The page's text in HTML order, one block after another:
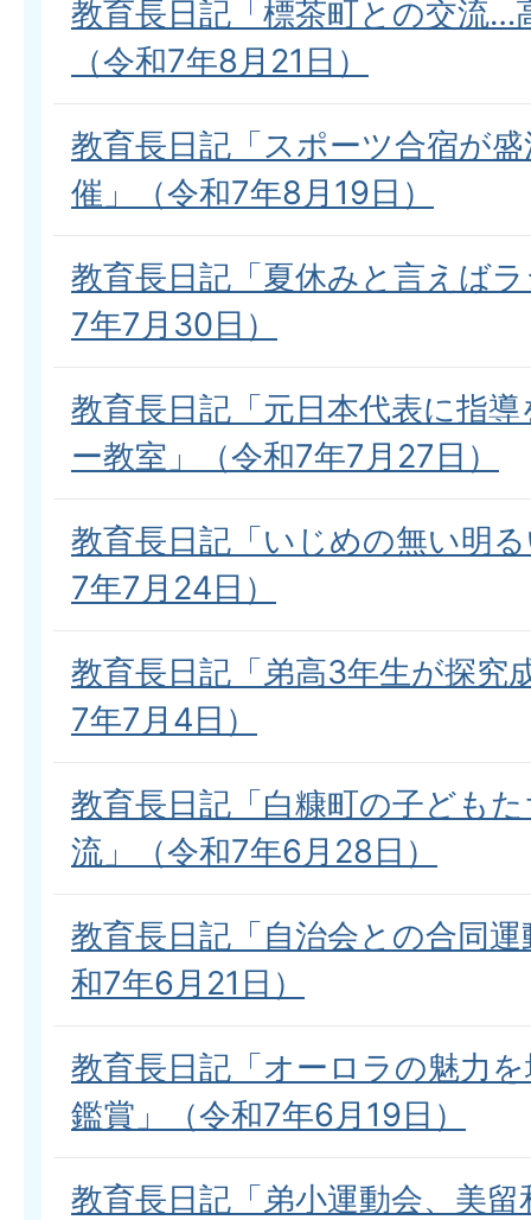
教育長日記「標茶町との交流…
（令和7年8月21日）
教育長日記「スポーツ合宿が
催」（令和7年8月19日）
教育長日記「夏休みと言えば
7年7月30日）
教育長日記「元日本代表に指
ー教室」（令和7年7月27日）
教育長日記「いじめの無い明
7年7月24日）
教育長日記「弟高3年生が探究
7年7月4日）
教育長日記「白糠町の子ども
流」（令和7年6月28日）
教育長日記「自治会との合同
和7年6月21日）
教育長日記「オーロラの魅力
鑑賞」（令和7年6月19日）
教育長日記「弟小運動会、美